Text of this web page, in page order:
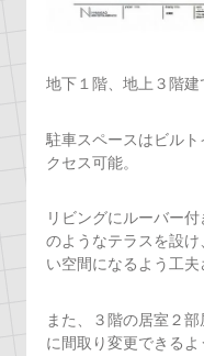
地下１階、地上３階建
駐車スペースはビル
クセス可能。
リビングにルーバー
のようなテラスを設
い空間になるよう工夫
また、３階の居室２
に間取り変更できる